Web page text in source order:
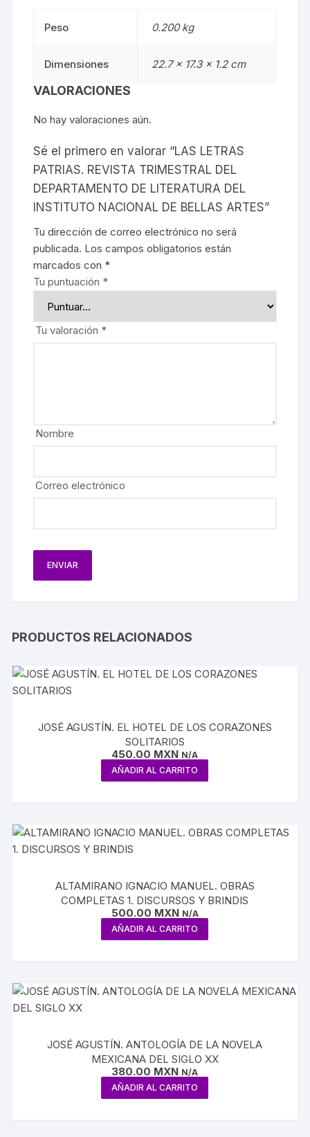
Peso 0.200 kg
Dimensiones 22.7 × 17.3 × 1.2 cm
VALORACIONES
No hay valoraciones aún.
Sé el primero en valorar “LAS LETRAS
PATRIAS. REVISTA TRIMESTRAL DEL
DEPARTAMENTO DE LITERATURA DEL
INSTITUTO NACIONAL DE BELLAS ARTES”
Tu dirección de correo electrónico no será
publicada. Los campos obligatorios están
marcados con *
Tu puntuación *
Tu valoración *
Nombre
Correo electrónico
PRODUCTOS RELACIONADOS
JOSÉ AGUSTÍN. EL HOTEL DE LOS CORAZONES
SOLITARIOS
450.00 MXN N/A
AÑADIR AL CARRITO
ALTAMIRANO IGNACIO MANUEL. OBRAS
COMPLETAS 1. DISCURSOS Y BRINDIS
500.00 MXN N/A
AÑADIR AL CARRITO
JOSÉ AGUSTÍN. ANTOLOGÍA DE LA NOVELA
MEXICANA DEL SIGLO XX
380.00 MXN N/A
AÑADIR AL CARRITO